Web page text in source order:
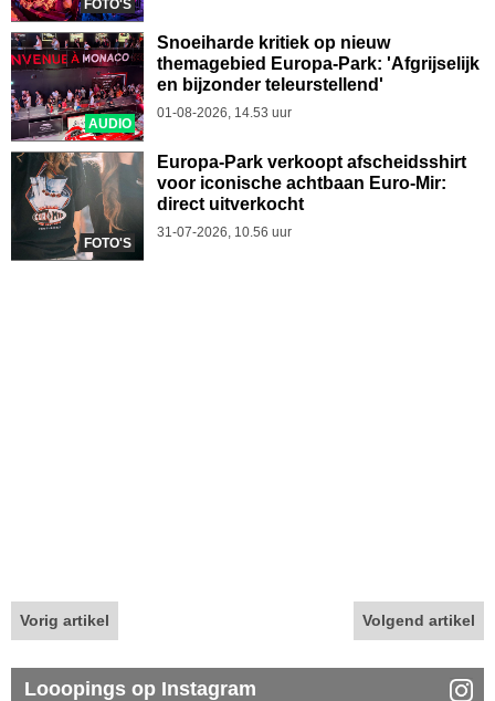
FOTO'S
AUDIO
Snoeiharde kritiek op nieuw
themagebied Europa-Park: 'Afgrijselijk
en bijzonder teleurstellend'
01-08-2026, 14.53 uur
FOTO'S
Europa-Park verkoopt afscheidsshirt
voor iconische achtbaan Euro-Mir:
direct uitverkocht
31-07-2026, 10.56 uur
Vorig artikel Volgend artikel
Looopings op Instagram